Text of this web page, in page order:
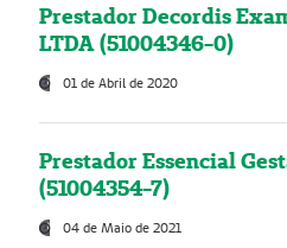
Prestador Decordis
LTDA (51004346-0)
01 de Abril de 2020
Prestador Essencial
(51004354-7)
04 de Maio de 2021